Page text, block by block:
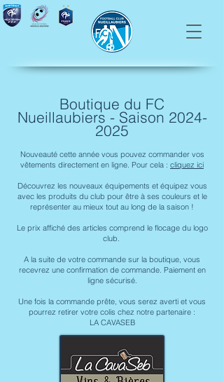
Boutique du FC
Nueillaubiers - Saison 2024-
2025
Nouveauté cette année vous pouvez commander vos
vêtements directement en ligne. Pour cela : cliquez ici
Découvrez les nouveaux équipements et équipez vous
avec les produits du club pour être à ses couleurs et le
représenter au mieux tout au long de la saison !
Le prix affiché des articles comprend le flocage du logo
club.
A la suite de votre commande sur la boutique, vous
recevrez une confirmation de commande. Paiement en
ligne sécurisé.
Une fois la commande prête, vous serez averti et vous
pourrez retirer votre colis chez notre partenaire :
LA CAVASEB